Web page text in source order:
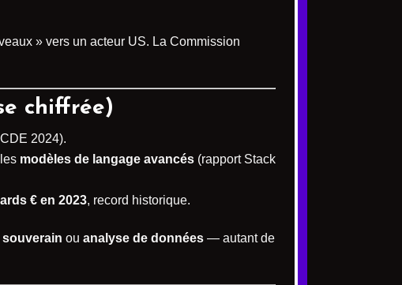
» vers un acteur US. La Commission
chiffrée)
2024).
modèles de langage avancés (rapport Stack
€ en 2023, record historique.
ou analyse de données — autant de